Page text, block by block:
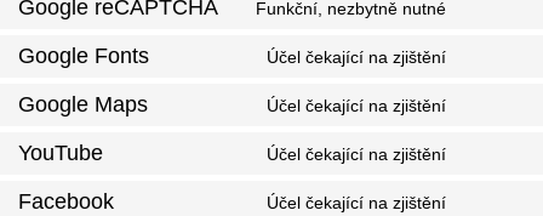
Google reCAPTCHA Funkční, nezbytně nutné
Google Fonts Účel čekající na zjištění
Google Maps Účel čekající na zjištění
YouTube Účel čekající na zjištění
Facebook Účel čekající na zjištění